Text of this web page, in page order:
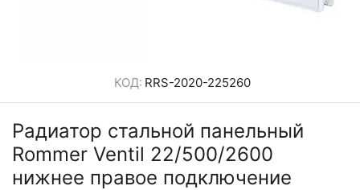
КОД: RRS-2020-225260
Радиатор стальной панельный
Rommer Ventil 22/500/2600
нижнее правое подключение